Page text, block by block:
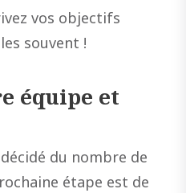
vos objectifs
souvent !
équipe et
du nombre de
étape est de